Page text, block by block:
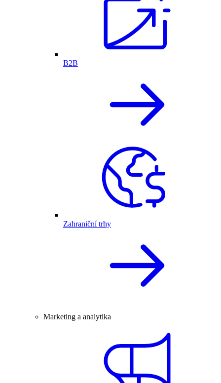
B2B
Zahraniční trhy
Marketing a analytika